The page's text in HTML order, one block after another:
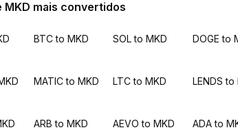
MKD mais convertidos
BTC to MKD SOL to MKD DOGE to
MATIC to MKD LTC to MKD LENDS to
ARB to MKD AEVO to MKD ADA to